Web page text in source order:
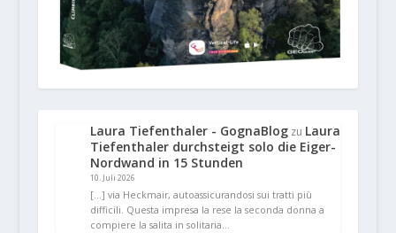
Laura Tiefenthaler - GognaBlogzu Laura
Tiefenthaler durchsteigt solo die Eiger-
Nordwand in 15 Stunden
10. Juli 2026
[…] via Heckmair, autoassicurandosi sui tratti più
difficili. Questa impresa la rese la seconda donna a
compiere la salita in solitaria…